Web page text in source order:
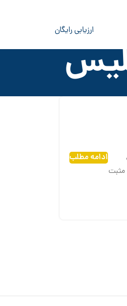
ارزیابی رایگان
مثبت
ادامه مطلب